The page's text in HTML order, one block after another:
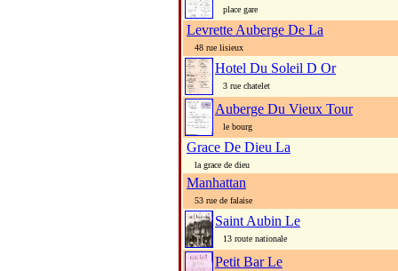
place gare
Levrette Auberge De La
48 rue lisieux
Hotel Du Soleil D Or
3 rue chatelet
Auberge Du Vieux Tour
le bourg
Grace De Dieu La
la grace de dieu
Manhattan
53 rue de falaise
Saint Aubin Le
13 route nationale
Petit Bar Le